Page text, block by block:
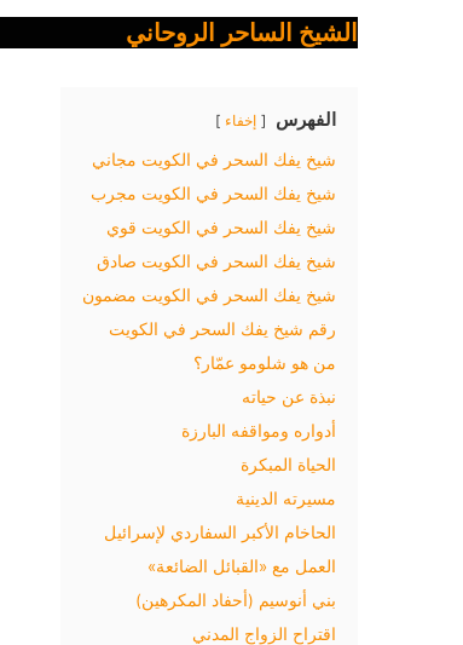
الشيخ الساحر الروحاني
الفهرس إخفاء
شيخ يفك السحر في الكويت مجاني
شيخ يفك السحر في الكويت مجرب
شيخ يفك السحر في الكويت قوي
شيخ يفك السحر في الكويت صادق
شيخ يفك السحر في الكويت مضمون
رقم شيخ يفك السحر في الكويت
من هو شلومو عمّار؟
نبذة عن حياته
أدواره ومواقفه البارزة
الحياة المبكرة
مسيرته الدينية
الحاخام الأكبر السفاردي لإسرائيل
العمل مع «القبائل الضائعة»
بني أنوسيم (أحفاد المكرهين)
اقتراح الزواج المدني